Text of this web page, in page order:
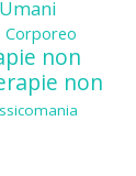
Corporeo
non
non